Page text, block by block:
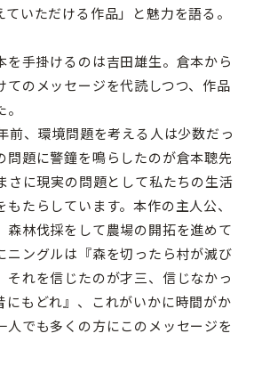
いただける作品」と魅力を語る。
手掛けるのは吉田雄生。倉本から
てのメッセージを代読しつつ、作品
前、環境問題を考える人は少数だっ
問題に警鐘を鳴らしたのが倉本聰先
さに現実の問題として私たちの生活
たらしています。本作の主人公、
森林伐採をして農場の開拓を進めて
ニングルは『森を切ったら村が滅び
それを信じたのが才三、信じなかっ
にもどれ』、これがいかに時間がか
人でも多くの方にこのメッセージを